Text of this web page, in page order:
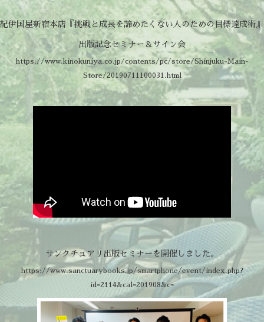
紀伊国屋新宿本店『挑戦と成長を諦めたくない人のための目標達成術』
出版記念セミナー＆サイン会
https://www.kinokuniya.co.jp/contents/pc/store/Shinjuku-Main-
Store/20190711100031.html
サンクチュアリ出版セミナーを開催しました。
https://www.sanctuarybooks.jp/smartphone/event/index.php?
id=2114&cal=201908&c=